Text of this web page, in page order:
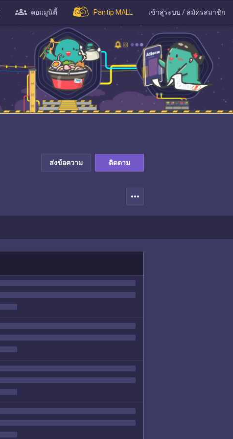
คอมมูนิตี้ Pantip MALL เข้าสู่ระบบ / สมัครสมาชิก
ส่งข้อความ ติดตาม
more_horiz